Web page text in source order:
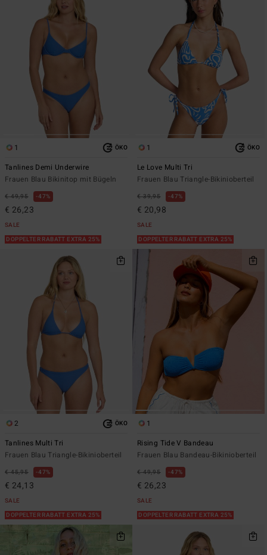
1 ÖKO
Tanlines Demi Underwire
Frauen Blau Bikinitop mit Bügeln
€ 49,95 47%
€ 26,23
SALE
DOPPELTER RABATT EXTRA 25%
1 ÖKO
Le Love Multi Tri
Frauen Blau Triangle-Bikinioberteil
€ 39,95 47%
€ 20,98
SALE
DOPPELTER RABATT EXTRA 25%
2 ÖKO
Tanlines Multi Tri
Frauen Blau Triangle-Bikinioberteil
€ 45,95 47%
€ 24,13
SALE
DOPPELTER RABATT EXTRA 25%
1
Rising Tide V Bandeau
Frauen Blau Bandeau-Bikinioberteil
€ 49,95 47%
€ 26,23
SALE
DOPPELTER RABATT EXTRA 25%